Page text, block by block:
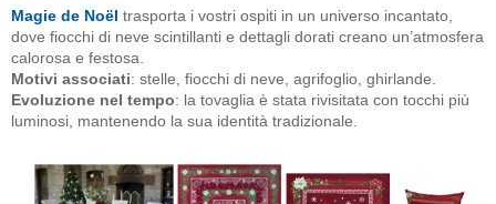
Magie de Noël trasporta i vostri ospiti in un universo incantato,
dove fiocchi di neve scintillanti e dettagli dorati creano un’atmosfera
calorosa e festosa.
Motivi associati: stelle, fiocchi di neve, agrifoglio, ghirlande.
Evoluzione nel tempo: la tovaglia è stata rivisitata con tocchi più
luminosi, mantenendo la sua identità tradizionale.